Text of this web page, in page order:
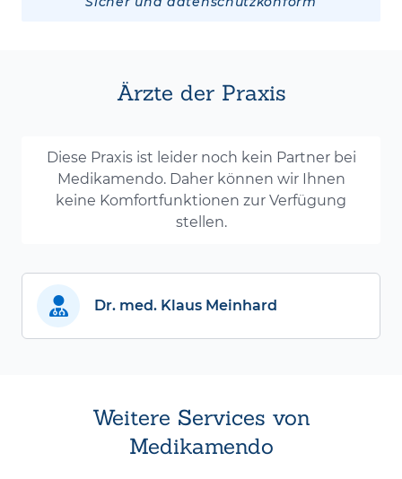
Ärzte der Praxis
Diese Praxis ist leider noch kein Partner bei
Medikamendo. Daher können wir Ihnen
keine Komfortfunktionen zur Verfügung
stellen.
Dr. med. Klaus Meinhard
Weitere Services von
Medikamendo